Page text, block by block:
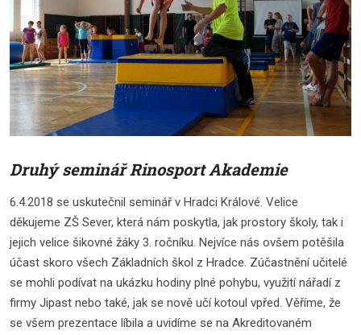
Druhý seminář Rinosport Akademie
6.4.2018 se uskutečnil seminář v Hradci Králové. Velice
děkujeme ZŠ Sever, která nám poskytla, jak prostory školy, tak i
jejich velice šikovné žáky 3. ročníku. Nejvíce nás ovšem potěšila
účast skoro všech Základních škol z Hradce. Zúčastnění učitelé
se mohli podívat na ukázku hodiny plné pohybu, využití nářadí z
firmy Jipast nebo také, jak se nově učí kotoul vpřed. Věříme, že
se všem prezentace líbila a uvidíme se na Akreditovaném